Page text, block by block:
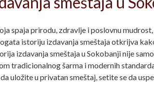
spaja prirodu, zdravlje i poslovnu
istoriju izdavanja smeštaja otkrijva
izdavanja smeštaja u Sokobanji nije
tradicionalnog šarma i modernih
uložite u privatan smeštaj, setite se da